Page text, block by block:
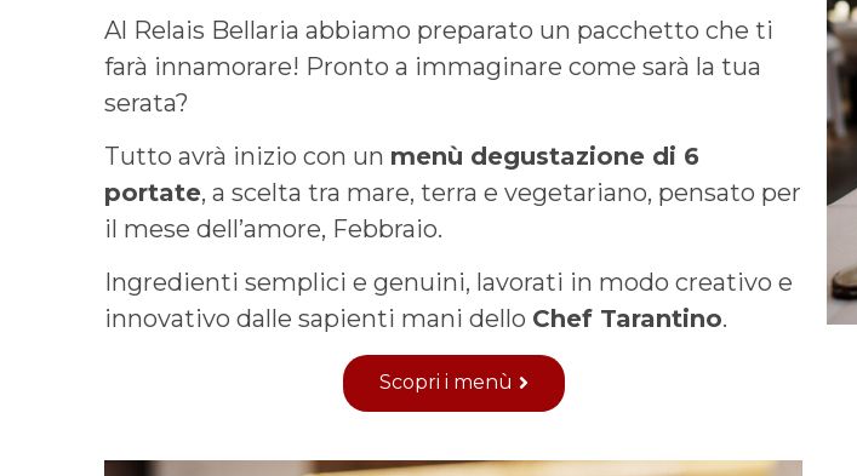
Al Relais Bellaria abbiamo preparato un pacchetto che ti
farà innamorare! Pronto a immaginare come sarà la tua
serata?
Tutto avrà inizio con un menù degustazione di 6
portate, a scelta tra mare, terra e vegetariano, pensato per
il mese dell’amore, Febbraio.
Ingredienti semplici e genuini, lavorati in modo creativo e
innovativo dalle sapienti mani dello Chef Tarantino.
Scopri i menù